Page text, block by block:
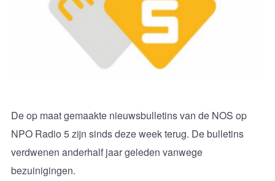
De op maat gemaakte nieuwsbulletins van de NOS op
NPO Radio 5 zijn sinds deze week terug. De bulletins
verdwenen anderhalf jaar geleden vanwege
bezuinigingen.